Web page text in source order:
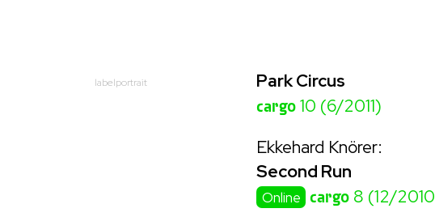
labelportrait Park Circus
cargo 10 (6/2011)
Ekkehard Knörer:
Second Run
Online cargo 8 (12/